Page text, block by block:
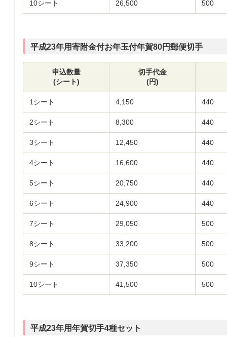
10シート 26,500 500
平成23年用寄附金付お年玉付年賀80円郵便切手
申込数量
(シート)
切手代金
(円)
1シート 4,150 440
2シート 8,300 440
3シート 12,450 440
4シート 16,600 440
5シート 20,750 440
6シート 24,900 440
7シート 29,050 500
8シート 33,200 500
9シート 37,350 500
10シート 41,500 500
平成23年用年賀切手4種セット